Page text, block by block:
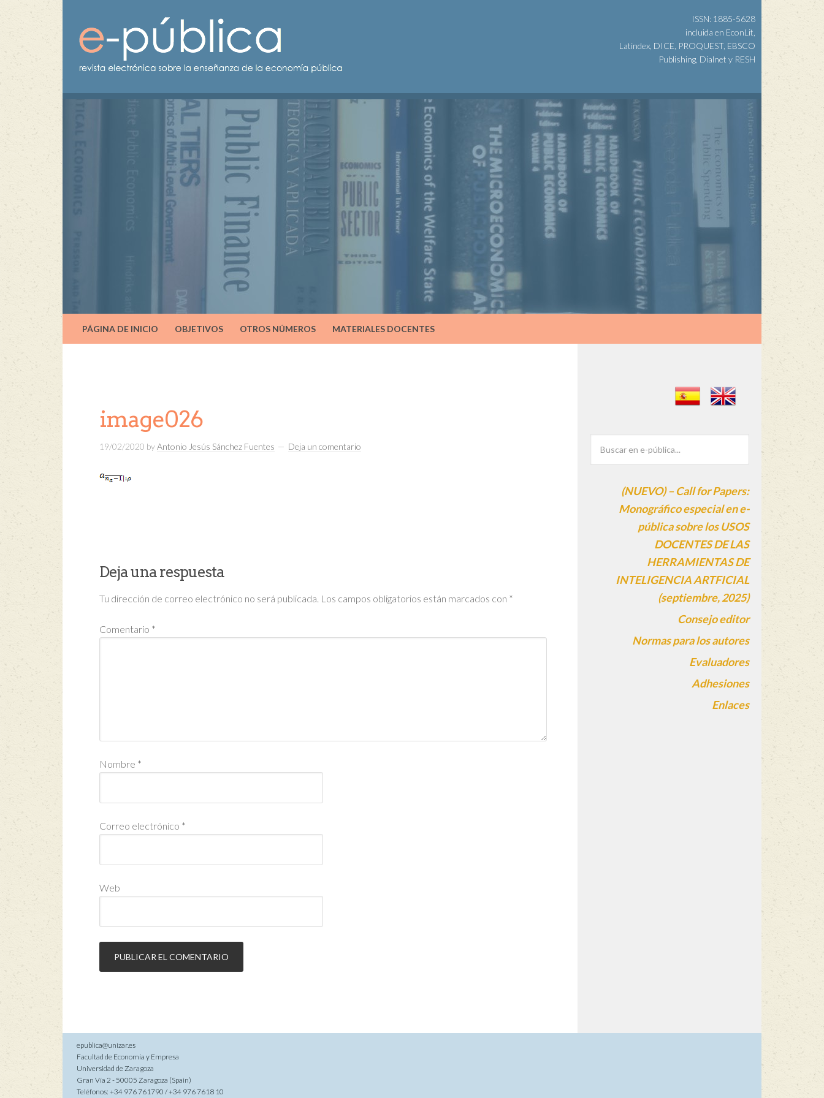
ISSN: 1885-5628
incluida en EconLit,
Latindex, DICE, PROQUEST, EBSCO
Publishing, Dialnet y RESH
PÁGINA DE INICIO OBJETIVOS OTROS NÚMEROS MATERIALES DOCENTES
image026
19/02/2020 byAntonio Jesús Sánchez Fuentes Deja un comentario
Deja una respuesta
Tu dirección de correo electrónico no será publicada. Los campos obligatorios están marcados con *
Comentario *
Nombre *
Correo electrónico *
Web
(NUEVO) – Call for Papers:
Monográfico especial en e-
pública sobre los USOS
DOCENTES DE LAS
HERRAMIENTAS DE
INTELIGENCIA ARTFICIAL
(septiembre, 2025)
Consejo editor
Normas para los autores
Evaluadores
Adhesiones
Enlaces
epublica@unizar.es
Facultad de Economía y Empresa
Universidad de Zaragoza
Gran Vía 2 - 50005 Zaragoza (Spain)
Teléfonos: +34 976 761790 / +34 976 7618 10